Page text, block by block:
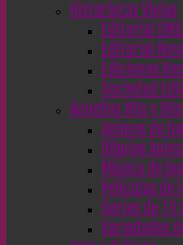
Historietas Viejas
Editorial
Editorial
Ediciones
Sociedad
Aquellos 80s y 90s
Animes de
Dibujos
Música de
Películas de
Series de
Variedades